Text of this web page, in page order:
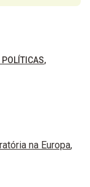
POLÍTICAS
na Europa